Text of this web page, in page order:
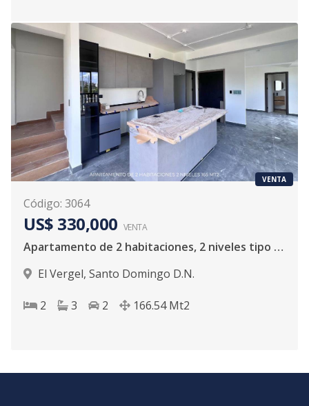
VENTA
Código: 3064
US$ 330,000 VENTA
Apartamento de 2 habitaciones, 2 niveles tipo loft.
El Vergel, Santo Domingo D.N.
2 3 2 166.54 Mt2